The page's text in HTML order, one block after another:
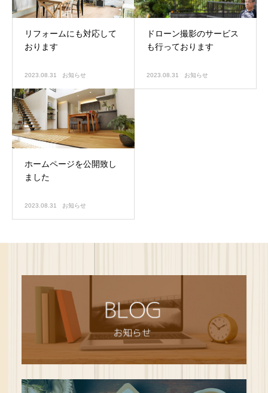
リフォームにも対応して
おります
2023.08.31 お知らせ
ドローン撮影のサービス
も行っております
2023.08.31 お知らせ
ホームページを公開致し
ました
2023.08.31 お知らせ